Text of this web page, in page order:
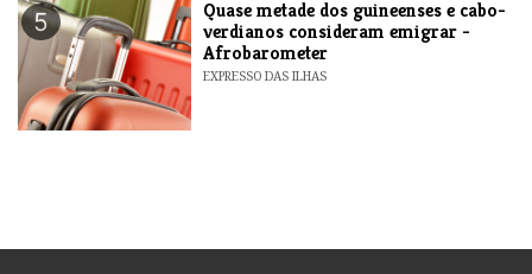
5
Quase metade dos guineenses e cabo-
verdianos consideram emigrar -
Afrobarometer
EXPRESSO DAS ILHAS